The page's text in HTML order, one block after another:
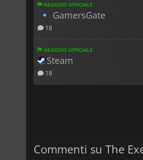
NEGOZIO UFFICIALE
GamersGate
18
NEGOZIO UFFICIALE
Steam
18
Commenti su The